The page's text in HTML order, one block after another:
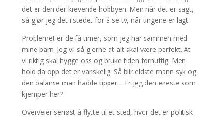
det er den der krevende hobbyen. Men når det er sagt,
så gjør jeg det i stedet for å se tv, når ungene er lagt.
Problemet er de få timer, som jeg har sammen med
mine barn. Jeg vil så gjerne at alt skal være perfekt. At
vi riktig skal hygge oss og bruke tiden fornuftig. Men
hold da opp det er vanskelig. Så blir eldste mann syk og
den balanse man hadde tipper… Er jeg den eneste som
kjemper her?
Overveier seriøst å flytte til et sted, hvor det er politisk